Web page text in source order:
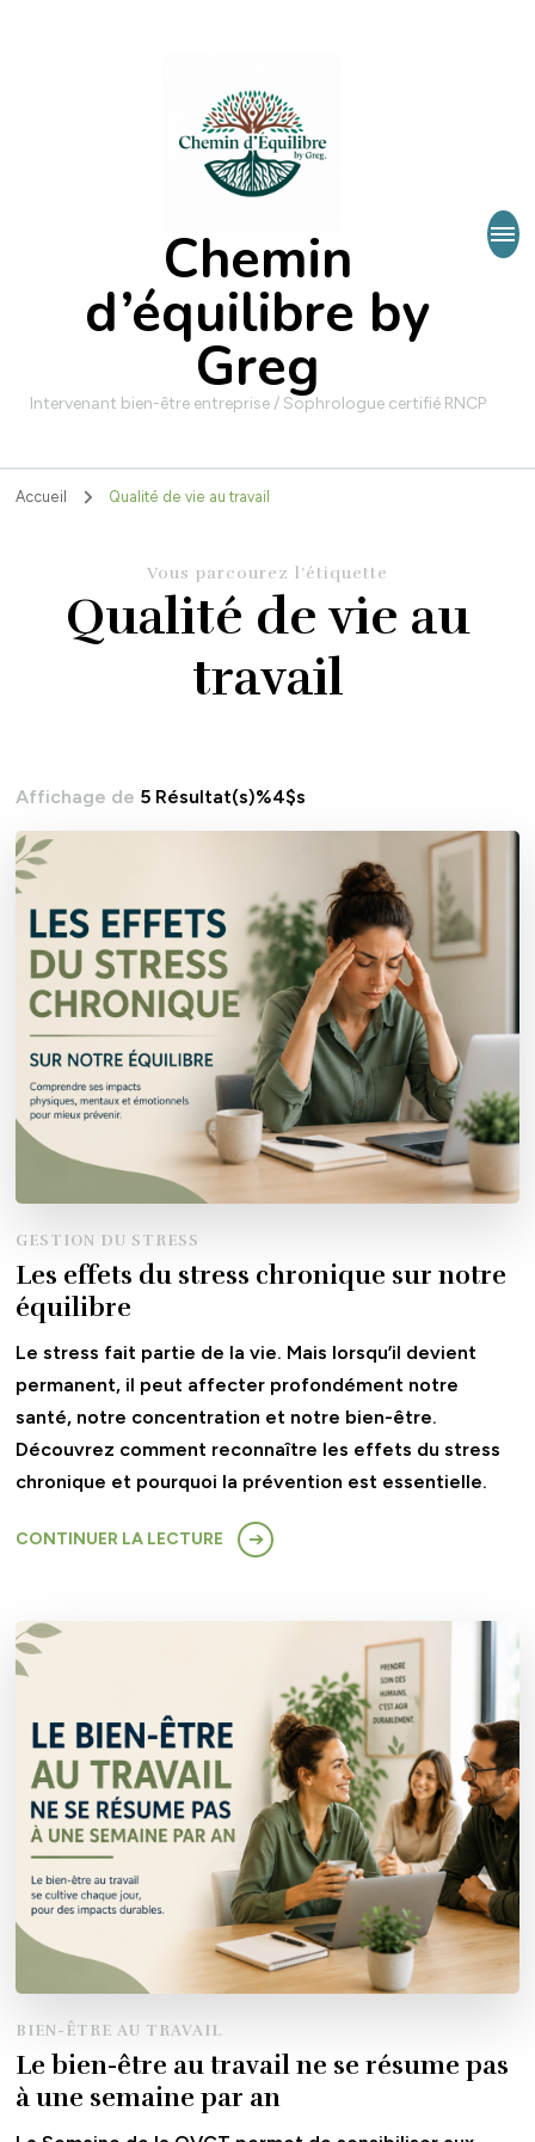
Chemin
d’équilibre by
Greg
Intervenant bien-être entreprise / Sophrologue certifié RNCP
Accueil Qualité de vie au travail
Vous parcourez l’étiquette
Qualité de vie au
travail
Affichage de 5 Résultat(s)%4$s
GESTION DU STRESS
Les effets du stress chronique sur notre
équilibre
Le stress fait partie de la vie. Mais lorsqu’il devient
permanent, il peut affecter profondément notre
santé, notre concentration et notre bien-être.
Découvrez comment reconnaître les effets du stress
chronique et pourquoi la prévention est essentielle.
CONTINUER LA LECTURE
BIEN-ÊTRE AU TRAVAIL
Le bien-être au travail ne se résume pas
à une semaine par an